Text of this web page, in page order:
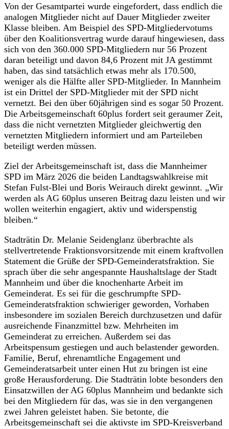
Von der Gesamtpartei wurde eingefordert, dass endlich die
analogen Mitglieder nicht auf Dauer Mitglieder zweiter
Klasse bleiben. Am Beispiel des SPD-Mitgliedervotums
über den Koalitionsvertrag wurde darauf hingewiesen, dass
sich von den 360.000 SPD-Mitgliedern nur 56 Prozent
daran beteiligt und davon 84,6 Prozent mit JA gestimmt
haben, das sind tatsächlich etwas mehr als 170.500,
weniger als die Hälfte aller SPD-Mitglieder. In Mannheim
ist ein Drittel der SPD-Mitglieder mit der SPD nicht
vernetzt. Bei den über 60jährigen sind es sogar 50 Prozent.
Die Arbeitsgemeinschaft 60plus fordert seit geraumer Zeit,
dass die nicht vernetzten Mitglieder gleichwertig den
vernetzten Mitgliedern informiert und am Parteileben
beteiligt werden müssen.
Ziel der Arbeitsgemeinschaft ist, dass die Mannheimer
SPD im März 2026 die beiden Landtagswahlkreise mit
Stefan Fulst-Blei und Boris Weirauch direkt gewinnt. „Wir
werden als AG 60plus unseren Beitrag dazu leisten und wir
wollen weiterhin engagiert, aktiv und widerspenstig
bleiben.“
Stadträtin Dr. Melanie Seidenglanz überbrachte als
stellvertretende Fraktionsvorsitzende mit einem kraftvollen
Statement die Grüße der SPD-Gemeinderatsfraktion. Sie
sprach über die sehr angespannte Haushaltslage der Stadt
Mannheim und über die knochenharte Arbeit im
Gemeinderat. Es sei für die geschrumpfte SPD-
Gemeinderatsfraktion schwieriger geworden, Vorhaben
insbesondere im sozialen Bereich durchzusetzen und dafür
ausreichende Finanzmittel bzw. Mehrheiten im
Gemeinderat zu erreichen. Außerdem sei das
Arbeitspensum gestiegen und auch belastender geworden.
Familie, Beruf, ehrenamtliche Engagement und
Gemeinderatsarbeit unter einen Hut zu bringen ist eine
große Herausforderung. Die Stadträtin lobte besonders den
Einsatzwillen der AG 60plus Mannheim und bedankte sich
bei den Mitgliedern für das, was sie in den vergangenen
zwei Jahren geleistet haben. Sie betonte, die
Arbeitsgemeinschaft sei die aktivste im SPD-Kreisverband